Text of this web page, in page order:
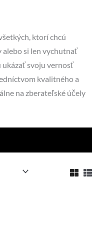
ktorí chcú
si len vychutnať
ukázať svoju vernosť
kvalitného a
na zberateľské účely